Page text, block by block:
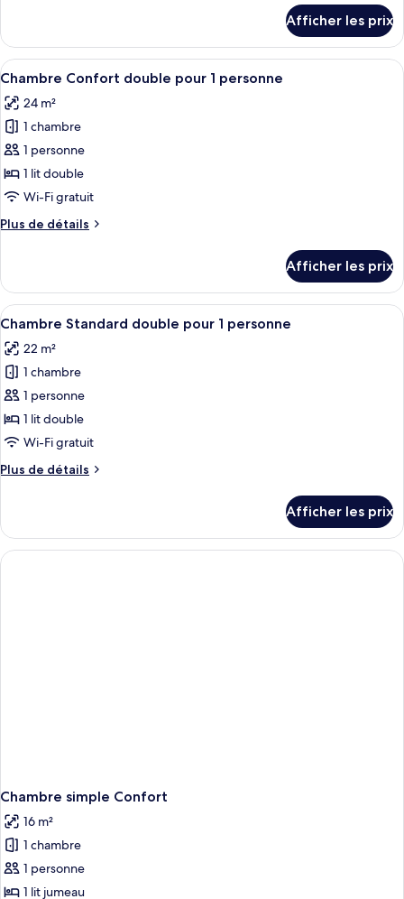
double
Chambre
Confort
double
Afficher les prix
Afficher
toutes
les
photos
pour
ce
type
chambre :
double
pour
1
personne
Une chambre d’hôtel avec un lit en
7
Chambre Confort double pour 1 personne
24 m²
1 chambre
1 personne
1 lit double
Wi-Fi gratuit
Plus de détails
Plus
Chambre
Confort
double
personne
Afficher les prix
Afficher
toutes
les
photos
pour
ce
type
chambre :
double
pour
Une chambre d’hôtel avec un
5
Chambre Standard double pour 1 personne
22 m²
1 chambre
1 personne
1 lit double
Wi-Fi gratuit
Plus de détails
Plus
Chambre
Standard
double
Afficher les prix
Chambre simple Confort
16 m²
1 chambre
1 personne
1 lit jumeau